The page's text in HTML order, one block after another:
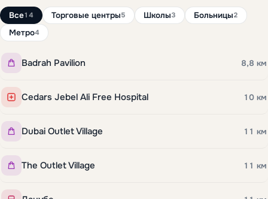
Все14 Торговые центры5 Школы3 Больницы2
Метро4
Badrah Pavilion 8,8 км
Cedars Jebel Ali Free Hospital 10 км
Dubai Outlet Village 11 км
The Outlet Village 11 км